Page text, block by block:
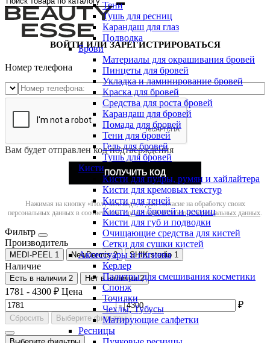
Тени
Тушь для ресниц
Карандаш для глаз
Подводка
Брови
Материалы для окрашивания бровей
Пинцеты для бровей
Укладка и ламинирование бровей
Краска для бровей
Средства для роста бровей
Карандаш для бровей
Помада для бровей
Тени для бровей
Гель для бровей
Тушь для бровей
Кисти
Кисти для пудры, румян и хайлайтера
Кисти для кремовых текстур
Кисти для теней
Кисти для бровей и ресниц
Кисти для губ и подводки
Очищающие средства для кистей
Сетки для сушки кистей
Аксессуары и гигиена
Керлер
Палитры для смешивания косметики
Спонж
Точилки
Чехлы, Тубусы
Матирующие салфетки
Ресницы
ВОЙТИ ИЛИ ЗАРЕГИСТРИРОВАТЬСЯ
Номер телефона
Вам будет отправлен код подтверждения
ПОЛУЧИТЬ КОД
Нажимая на кнопку «Получить код», я даю согласие на обработку своих
персональных данных в соответствии сполитикой обработки персональных данных.
Фильтр
Производитель
MEDI-PEEL 1 NewDermis 2 SHIK studio 1
Наличие
Есть в наличии 2 Нет в наличии 2
1781 - 4300 ₽ Цена
-
₽
Сбросить Выберите фильтры